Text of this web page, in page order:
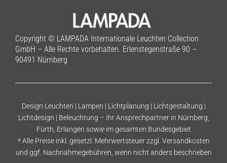
Copyright © LAMPADA Internationale Leuchten Collection
GmbH – Alle Rechte vorbehalten. Erlenstegenstraße 90 –
90491 Nürnberg
Design Leuchten | Lampen | Lichtplanung | Lichtgestaltung |
Lichtdesign | Beleuchtung – Ihr Ansprechpartner in Nürnberg,
Fürth, Erlangen sowie im gesamten Bundesgebiet
* Alle Preise inkl. gesetzl. Mehrwertsteuer zzgl. Versandkosten
und ggf. Nachnahmegebühren, wenn nicht anders beschrieben